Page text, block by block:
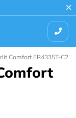
Comfort ER4335T-C2